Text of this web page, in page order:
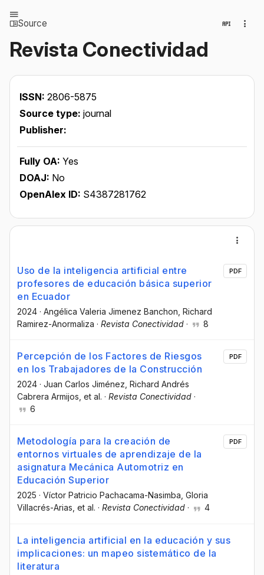
Source
Revista Conectividad
ISSN: 2806-5875
Source type: journal
Publisher:
Fully OA: Yes
DOAJ: No
OpenAlex ID: S4387281762
Uso de la inteligencia artificial entre
profesores de educación básica superior
en Ecuador
2024 · Angélica Valeria Jimenez Banchon , Richard
Ramirez-Anormaliza · Revista Conectividad · 8
PDF
Percepción de los Factores de Riesgos
en los Trabajadores de la Construcción
2024 · Juan Carlos Jiménez , Richard Andrés
Cabrera Armijos , et al. · Revista Conectividad ·
6
PDF
Metodología para la creación de
entornos virtuales de aprendizaje de la
asignatura Mecánica Automotriz en
Educación Superior
2025 · Víctor Patricio Pachacama-Nasimba , Gloria
Villacrés-Arias , et al. · Revista Conectividad · 4
PDF
La inteligencia artificial en la educación y sus
implicaciones: un mapeo sistemático de la
literatura